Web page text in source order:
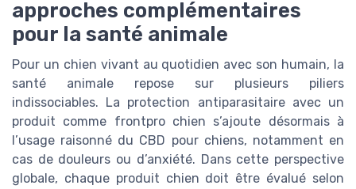
approches complémentaires
pour la santé animale
Pour un chien vivant au quotidien avec son humain, la
santé animale repose sur plusieurs piliers
indissociables. La protection antiparasitaire avec un
produit comme frontpro chien s’ajoute désormais à
l’usage raisonné du CBD pour chiens, notamment en
cas de douleurs ou d’anxiété. Dans cette perspective
globale, chaque produit chien doit être évalué selon